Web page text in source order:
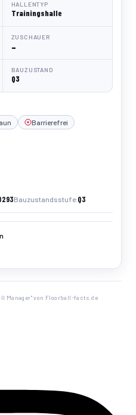
HALLENTYP
Trainingshalle
ZUSCHAUER
–
BAUZUSTAND
Q3
Barrierefrei
Bauzustandsstufe Q3
Manager" von Floorball-facts.de